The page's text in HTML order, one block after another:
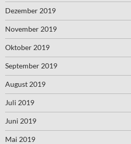
Dezember 2019
November 2019
Oktober 2019
September 2019
August 2019
Juli 2019
Juni 2019
Mai 2019